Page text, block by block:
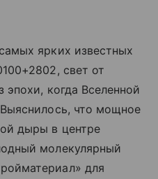
ярких известных
свет от
когда Вселенной
что мощное
дыры в центре
молекулярный
для